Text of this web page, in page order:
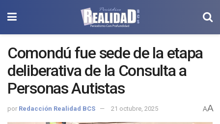
Comondú fue sede de la etapa
deliberativa de la Consulta a
Personas Autistas
por Redacción Realidad BCS 21 octubre, 2025 AA